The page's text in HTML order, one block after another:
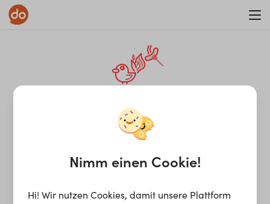
¡Ay, caramba! Seite nicht
gefunden.
Nimm einen Cookie!
Hi! Wir nutzen Cookies, damit unsere Plattform